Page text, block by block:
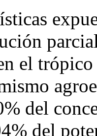
el
del
del